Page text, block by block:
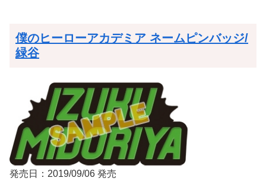
僕のヒーローアカデミア ネームピンバッジ/
緑谷
発売日：2019/09/06 発売